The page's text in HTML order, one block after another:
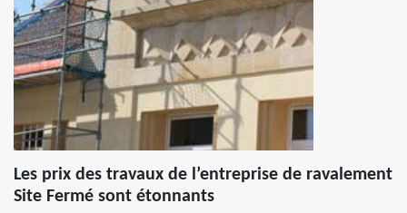
Les prix des travaux de l’entreprise de ravalement
Site Fermé sont étonnants